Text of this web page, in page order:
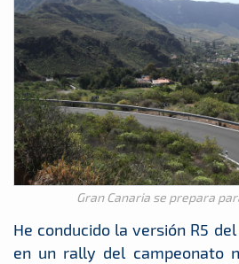
Gran Canaria se prepara
He conducido la versión R5
en un rally del campeonato